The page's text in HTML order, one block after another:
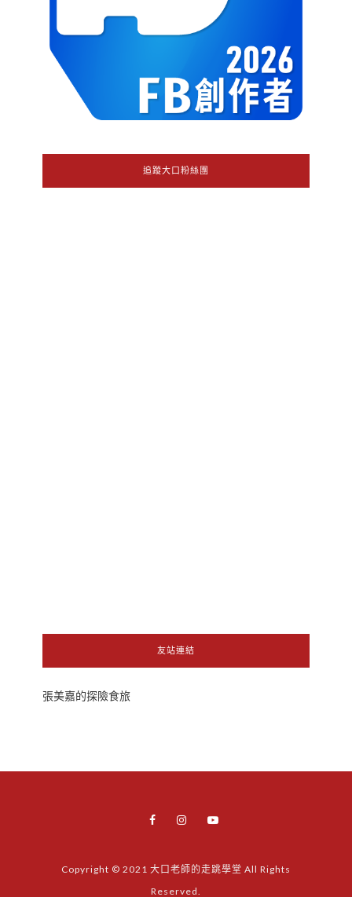
追蹤大口粉絲團
友站連結
張美嘉的探險食旅
Copyright © 2021 大口老師的走跳學堂 All Rights
Reserved.